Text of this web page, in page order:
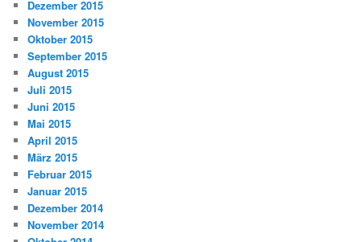
Dezember 2015
November 2015
Oktober 2015
September 2015
August 2015
Juli 2015
Juni 2015
Mai 2015
April 2015
März 2015
Februar 2015
Januar 2015
Dezember 2014
November 2014